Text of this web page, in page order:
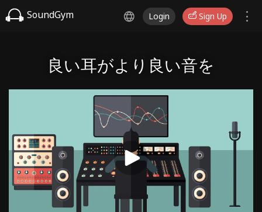
SoundGym Login Sign Up
良い耳がより良い音を